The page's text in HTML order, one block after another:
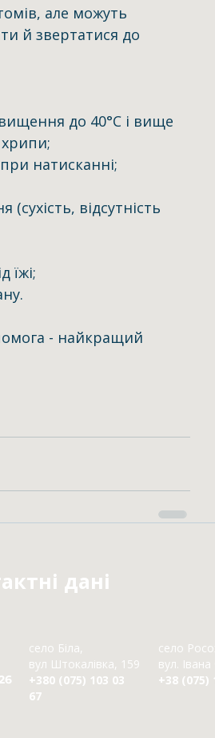
але можуть
й звертатися до
до 40°C і вище
хрипи;
натисканні;
їжі;
- найкращий
дані
село Біла,
вул Штокалівка, 159
+380 (075) 103 03
67
село
вул.
+38 (075)